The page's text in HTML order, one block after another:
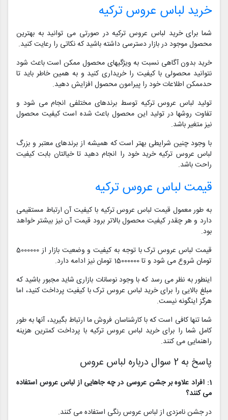
خرید لباس عروس ترکیه
شما برای خرید لباس عروس ترکیه در صورتی می توانید به بهترین
محصول موجود در بازار دسترسی داشته باشید که نکاتی را رعایت کنید.
خرید بدون آگاهی نسبت به ویژگیهای محصول ممکن است باعث شود
نتوانید محصولی با کیفیت را خریداری کنید و به همین خاطر باید تا
حدممکن اطلاعات خود را پیرامون محصول افزایش دهید.
تولید لباس عروس ترکیه توسط برندهای مختلفی انجام می شود و
تفاوت روشها در تولید این محصول باعث شده است کیفیت محصول
نیز متغیر باشد.
با وجود چنین شرایطی بهتر است که همیشه از برندهای معتبر و بزرگ
لباس عروس ترکیه خرید خود را انجام دهید تا خیالتان بابت کیفیت
راحت باشد.
قیمت لباس عروس ترکیه
به طور معمول قیمت لباس عروس ترکیه با کیفیت آن ارتباط مستقیمی
دارد و هر چقدر کیفیت محصول بالاتر برود قیمت آن نیز بیشتر خواهد
بود.
قیمت لباس عروس ترک با توجه به کیفیت و وضعیت بازار از 5000000
تومان شروع می شود و تا 15000000 تومان نیز ادامه دارد.
اینطور به نظر می رسد که با وجود نوسانات بازاری شاید مجبور باشید که
مبلغ بالایی را برای خرید لباس عروس ترک با کیفیت پرداخت کنید، اما
هرگز اینگونه نیست.
شما تنها کافی است که با کارشناسان فروش ما ارتباط بگیرید، آنها به طور
کامل شما را برای خرید لباس عروس ترکیه با پرداخت کمترین هزینه
راهنمایی می کنند.
پاسخ به 2 سوال درباره لباس عروس
1: افراد علاوه بر جشن عروسی در چه جاهایی از لباس عروس استفاده
می کنند؟
در جشن نامزدی از لباس عروس رنگی استفاده می کنند.